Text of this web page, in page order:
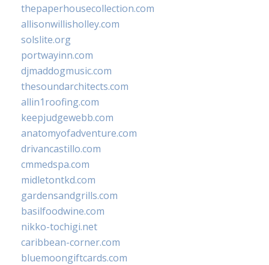
thepaperhousecollection.com
allisonwillisholley.com
solslite.org
portwayinn.com
djmaddogmusic.com
thesoundarchitects.com
allin1roofing.com
keepjudgewebb.com
anatomyofadventure.com
drivancastillo.com
cmmedspa.com
midletontkd.com
gardensandgrills.com
basilfoodwine.com
nikko-tochigi.net
caribbean-corner.com
bluemoongiftcards.com